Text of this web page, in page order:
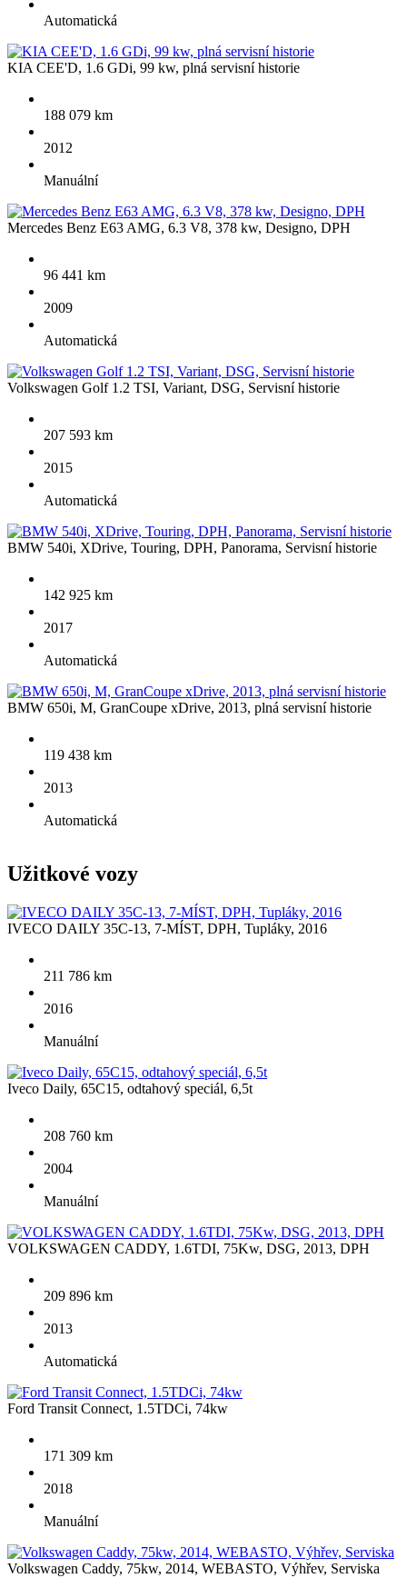
Automatická
KIA CEE'D, 1.6 GDi, 99 kw, plná servisní historie
188 079 km
2012
Manuální
Mercedes Benz E63 AMG, 6.3 V8, 378 kw, Designo, DPH
96 441 km
2009
Automatická
Volkswagen Golf 1.2 TSI, Variant, DSG, Servisní historie
207 593 km
2015
Automatická
BMW 540i, XDrive, Touring, DPH, Panorama, Servisní historie
142 925 km
2017
Automatická
BMW 650i, M, GranCoupe xDrive, 2013, plná servisní historie
119 438 km
2013
Automatická
Užitkové vozy
IVECO DAILY 35C-13, 7-MÍST, DPH, Tupláky, 2016
211 786 km
2016
Manuální
Iveco Daily, 65C15, odtahový speciál, 6,5t
208 760 km
2004
Manuální
VOLKSWAGEN CADDY, 1.6TDI, 75Kw, DSG, 2013, DPH
209 896 km
2013
Automatická
Ford Transit Connect, 1.5TDCi, 74kw
171 309 km
2018
Manuální
Volkswagen Caddy, 75kw, 2014, WEBASTO, Výhřev, Serviska